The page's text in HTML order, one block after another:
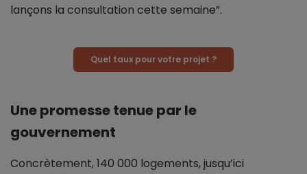
lançons la consultation cette semaine”.
Quel taux pour votre projet ?
Une promesse tenue par le
gouvernement
Concrètement, 140 000 logements, jusqu’ici